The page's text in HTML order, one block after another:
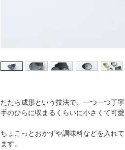
たたら成形という技法で、一つ一つ丁寧
手のひらに収まるくらいに小さくて可
ちょこっとおかずや調味料などを入れ
ます。